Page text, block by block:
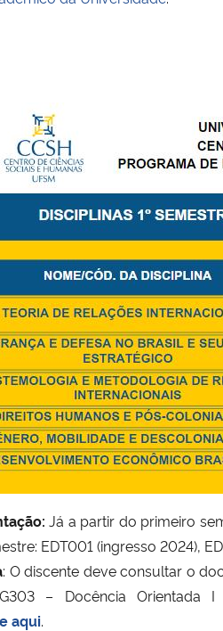
Já a partir do primeiro
EDT001 (ingresso 2024),
: O discente deve consultar o
– Docência
aqui.